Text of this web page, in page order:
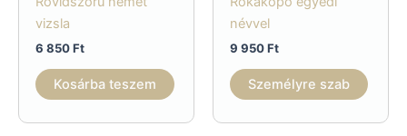
vizsla
6 850Ft
Kosárba teszem
névvel
9 950Ft
Személyre szab